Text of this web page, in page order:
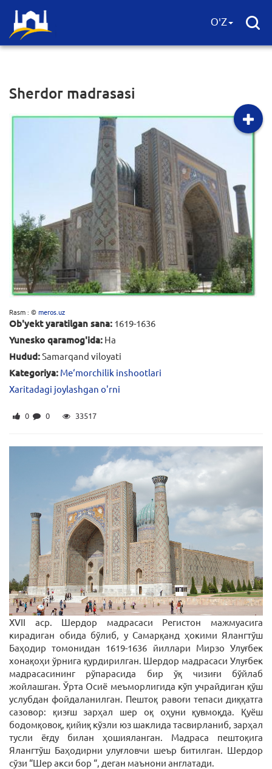
O'Z
Sherdor madrasasi
Rasm : ©meros.uz
Ob'yekt yaratilgan sana: 1619-1636
Yunesko qaramog'ida: Ha
Hudud:Samarqand viloyati
Kategoriya: Me‘morchilik inshootlari
Xaritadagi joylashgan o'rni
0 0 33517
XVII аср. Шердор мадрасаси Регистон мажмуасига
кирадиган обида бўлиб, у Самарқанд ҳокими Ялангтўш
Баҳодир томонидан 1619-1636 йиллари Мирзо Улуғбек
хонақоҳи ўрнига қурдирилган. Шердор мадрасаси Улуғбек
мадрасасининг рўпарасида бир ўқ чизиғи бўйлаб
жойлашган. Ўрта Осиё меъморлигида кўп учрайдиган қўш
услубдан фойдаланилган. Пештоқ равоғи тепаси диққатга
сазовор: қизғш зарҳал шер оқ оҳуни қувмоқда. Қуёш
бодомқовоқ, қийиқ кўзли юз шаклида тасвирланиб, зарҳал
тусли ёғду билан ҳошияланган. Мадраса пештоқига
Ялангтўш Баҳодирни улуғловчи шеър битилган. Шердор
сўзи “Шер акси бор “, деган маънони англатади.